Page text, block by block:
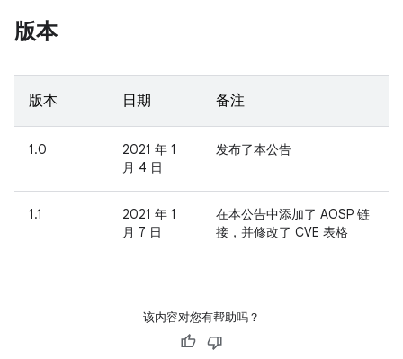
版本
版本 日期 备注
1.0
2021 年 1
月 4 日
发布了本公告
1.1
2021 年 1
月 7 日
在本公告中添加了 AOSP 链
接，并修改了 CVE 表格
该内容对您有帮助吗？